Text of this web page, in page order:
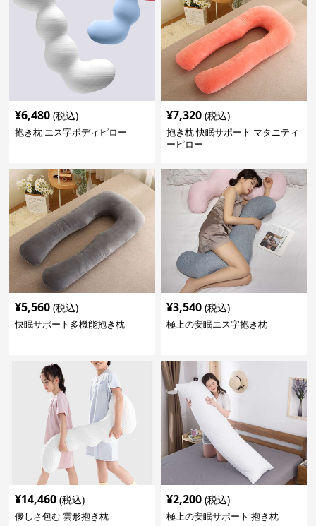
¥6,480 (税込)
抱き枕 エス字ボディピロー
¥7,320 (税込)
抱き枕 快眠サポート マタニティ
ーピロー
¥5,560 (税込)
快眠サポート多機能抱き枕
¥3,540 (税込)
極上の安眠エス字抱き枕
¥14,460 (税込)
優しさ包む 雲形抱き枕
¥2,200 (税込)
極上の安眠サポート 抱き枕